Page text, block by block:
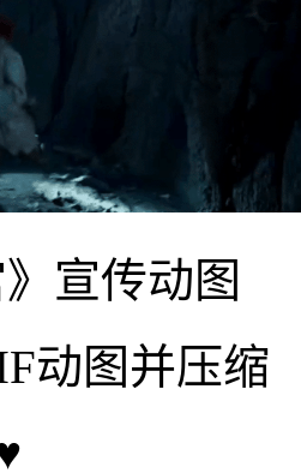
》宣传动图
动图并压缩